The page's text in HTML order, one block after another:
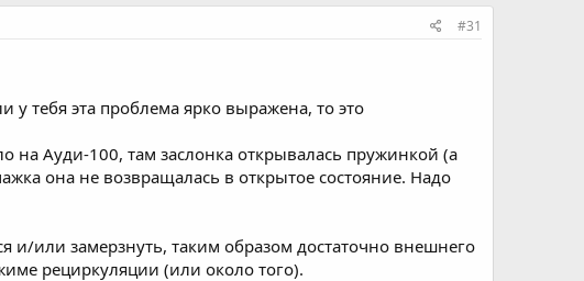
#31
у тебя эта проблема ярко выражена, то это
на Ауди-100, там заслонка открывалась пружинкой (а
она не возвращалась в открытое состояние. Надо
и/или замерзнуть, таким образом достаточно внешнего
рециркуляции (или около того).